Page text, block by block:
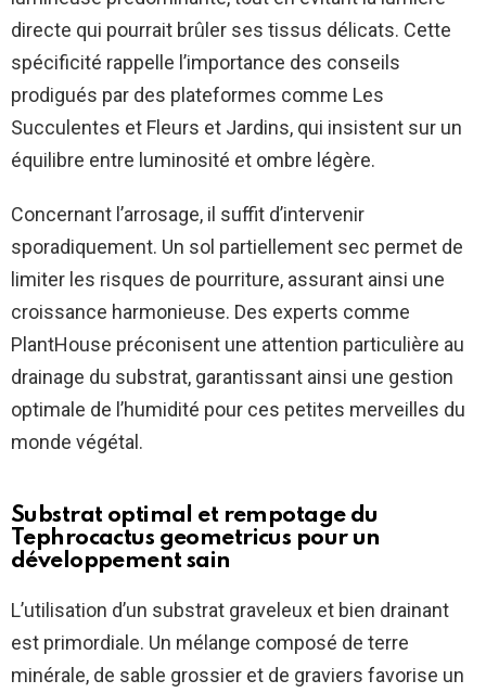
directe qui pourrait brûler ses tissus délicats. Cette
spécificité rappelle l’importance des conseils
prodigués par des plateformes comme Les
Succulentes et Fleurs et Jardins, qui insistent sur un
équilibre entre luminosité et ombre légère.
Concernant l’arrosage, il suffit d’intervenir
sporadiquement. Un sol partiellement sec permet de
limiter les risques de pourriture, assurant ainsi une
croissance harmonieuse. Des experts comme
PlantHouse préconisent une attention particulière au
drainage du substrat, garantissant ainsi une gestion
optimale de l’humidité pour ces petites merveilles du
monde végétal.
Substrat optimal et rempotage du
Tephrocactus geometricus pour un
développement sain
L’utilisation d’un substrat graveleux et bien drainant
est primordiale. Un mélange composé de terre
minérale, de sable grossier et de graviers favorise un